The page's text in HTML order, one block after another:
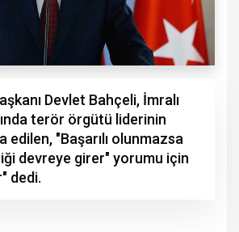
Devlet Bahçeli, İmralı
terör örgütü liderinin
edilen, "Başarılı olunmazsa
devreye girer" yorumu için
dedi.